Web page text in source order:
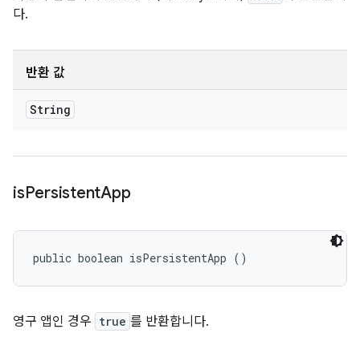
다.
반환 값
String
isPersistentApp
public boolean isPersistentApp ()
영구 앱인 경우 true 를 반환합니다.